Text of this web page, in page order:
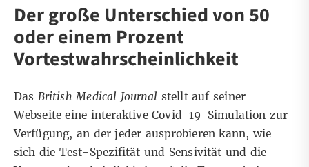
Der große Unterschied von 50
oder einem Prozent
Vortestwahrscheinlichkeit
Das British Medical Journal stellt auf seiner
Webseite eine interaktive Covid-19-Simulation zur
Verfügung, an der jeder ausprobieren kann, wie
sich die Test-Spezifität und Sensivität und die